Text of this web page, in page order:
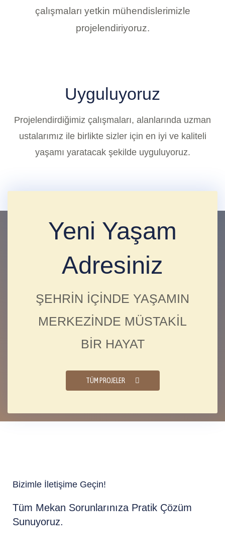
çalışmaları yetkin mühendislerimizle
projelendiriyoruz.
Uyguluyoruz
Projelendirdiğimiz çalışmaları, alanlarında uzman
ustalarımız ile birlikte sizler için en iyi ve kaliteli
yaşamı yaratacak şekilde uyguluyoruz.
Yeni Yaşam
Adresiniz
ŞEHRİN İÇİNDE YAŞAMIN
MERKEZİNDE MÜSTAKİL
BİR HAYAT
TÜM PROJELER
Bizimle İletişime Geçin!
Tüm Mekan Sorunlarınıza Pratik Çözüm
Sunuyoruz.